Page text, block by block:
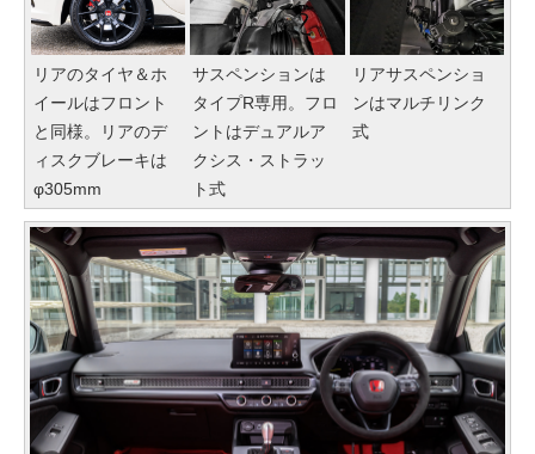
リアのタイヤ＆ホ
イールはフロント
と同様。リアのデ
ィスクブレーキは
φ305mm
サスペンションは
タイプR専用。フロ
ントはデュアルア
クシス・ストラッ
ト式
リアサスペンショ
ンはマルチリンク
式